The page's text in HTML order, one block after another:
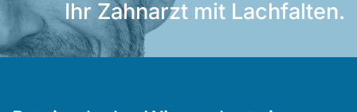
Ihr Zahnarzt mit Lachfalten.